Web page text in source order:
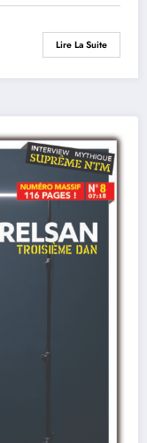
Lire La Suite